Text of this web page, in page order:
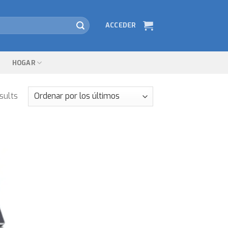
ACCEDER
HOGAR